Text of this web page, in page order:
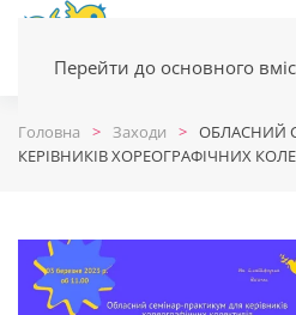
Перейти до основного
Головна Заходи
ОБЛАСНИЙ
КЕРІВНИКІВ ХОРЕОГРАФІЧНИХ